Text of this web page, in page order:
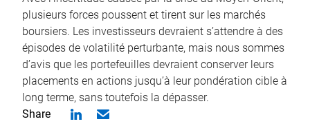
plusieurs forces poussent et tirent sur les marchés
boursiers. Les investisseurs devraient s’attendre à des
épisodes de volatilité perturbante, mais nous sommes
d’avis que les portefeuilles devraient conserver leurs
placements en actions jusqu’à leur pondération cible à
long terme, sans toutefois la dépasser.
Share